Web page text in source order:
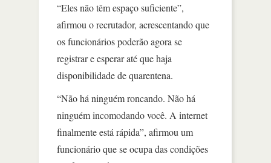
“Eles não têm espaço suficiente”,
afirmou o recrutador, acrescentando que
os funcionários poderão agora se
registrar e esperar até que haja
disponibilidade de quarentena.
“Não há ninguém roncando. Não há
ninguém incomodando você. A internet
finalmente está rápida”, afirmou um
funcionário que se ocupa das condições